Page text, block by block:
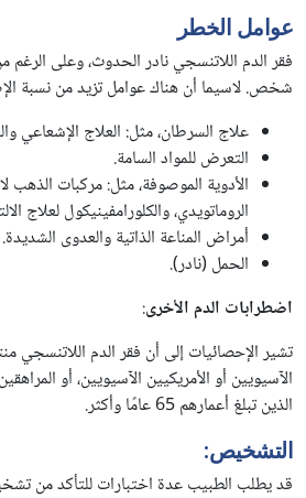
عوامل الخطر
فقر الدم اللاتنسجي نادر الحدوث، وعلى
شخص. لاسيما أن هناك عوامل تزيد من نسبة
علاج السرطان، مثل: العلاج الإشعاعي
التعرض للمواد السامة.
الأدوية الموصوفة، مثل: مركبات الذهب
الروماتويدي، والكلورامفينيكول لعلاج
أمراض المناعة الذاتية والعدوى الشديدة.
الحمل (نادر).
اضطرابات الدم الأخرى:
تشير الإحصائيات إلى أن فقر الدم اللاتنسجي
الآسيويين أو الأمريكيين الآسيويين، أو
الذين تبلغ أعمارهم 65 عامًا وأكثر.
التشخيص:
قد يطلب الطبيب عدة اختبارات للتأكد من